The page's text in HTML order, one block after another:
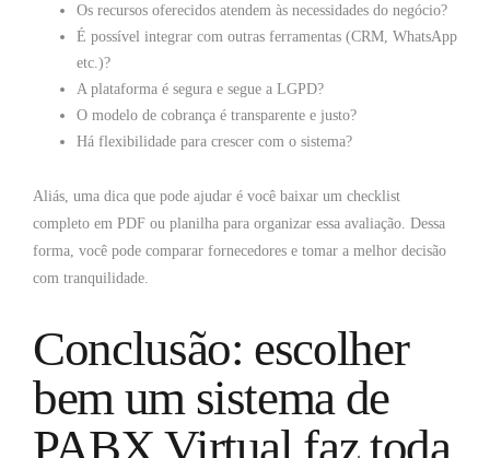
Os recursos oferecidos atendem às necessidades do negócio?
É possível integrar com outras ferramentas (CRM, WhatsApp
etc.)?
A plataforma é segura e segue a LGPD?
O modelo de cobrança é transparente e justo?
Há flexibilidade para crescer com o sistema?
Aliás, uma dica que pode ajudar é você baixar um checklist
completo em PDF ou planilha para organizar essa avaliação. Dessa
forma, você pode comparar fornecedores e tomar a melhor decisão
com tranquilidade.
Conclusão: escolher
bem um sistema de
PABX Virtual faz toda